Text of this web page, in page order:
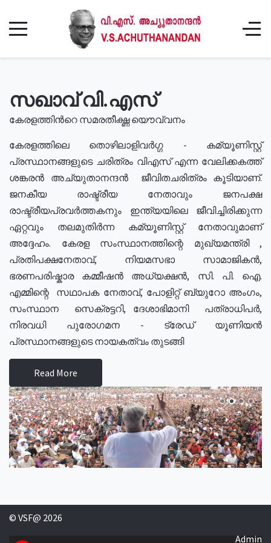
സഖാവ് വി.എസ്
കേരളത്തിൻറെ സമരതീക്ഷ്ണ യൌവ്വനം
കേരളത്തിലെ തൊഴിലാളിവർഗ്ഗ - കമ്യൂണിസ്റ്റ്
പ്രസ്ഥാനങ്ങളുടെ ചരിത്രം വിഎസ് എന്ന വേലിക്കകത്ത്
ശങ്കരൻ അച്യുതാനന്ദൻ ജീവിതചരിത്രം കൂടിയാണ്.
ജനകീയ രാഷ്ട്രീയ നേതാവും ജനപക്ഷ
രാഷ്ട്രീയപ്രവർത്തകനും ഇന്ത്യയിലെ ജീവിച്ചിരിക്കുന്ന
ഏറ്റവും തലമുതിർന്ന കമ്യൂണിസ്റ്റ് നേതാവുമാണ്
അദ്ദേഹം. കേരള സംസ്ഥാനത്തിന്റെ മുഖ്യമന്ത്രി ,
പ്രതിപക്ഷനേതാവ്, നിയമസഭാ സാമാജികൻ,
ഭരണപരിഷ്കാര കമ്മീഷൻ അധ്യക്ഷൻ, സി. പി. ഐ.
എമ്മിന്റെ സഥാപക നേതാവ്, പോളിറ്റ് ബ്യുറോ അംഗം,
സംസ്ഥാന സെക്രട്ടറി, ദേശാഭിമാനി പത്രാധിപർ,
നിരവധി പുരോഗമന - ട്രേഡ് യൂണിയൻ
പ്രസ്ഥാനങ്ങളുടെ നായകത്വം തുടങ്ങി
Read More
© VSF@ 2026
Admin